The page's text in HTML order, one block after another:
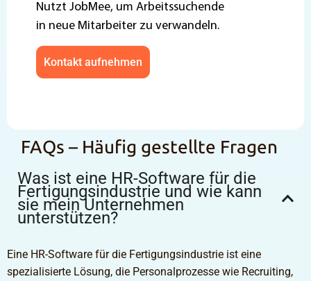
Nutzt JobMee, um Arbeitssuchende
in neue Mitarbeiter zu verwandeln.
Kontakt aufnehmen
FAQs – Häufig gestellte Fragen
Was ist eine HR-Software für die
Fertigungsindustrie und wie kann
sie mein Unternehmen
unterstützen?
Eine HR-Software für die Fertigungsindustrie ist eine
spezialisierte Lösung, die Personalprozesse wie Recruiting,